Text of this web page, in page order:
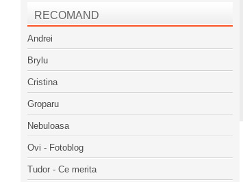
RECOMAND
Andrei
Brylu
Cristina
Groparu
Nebuloasa
Ovi - Fotoblog
Tudor - Ce merita